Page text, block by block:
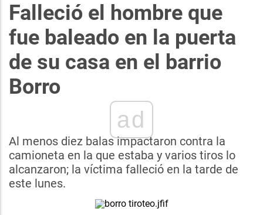
Falleció el hombre que
fue baleado en la puerta
de su casa en el barrio
Borro
ad
Al menos diez balas impactaron contra la
camioneta en la que estaba y varios tiros lo
alcanzaron; la víctima falleció en la tarde de
este lunes.